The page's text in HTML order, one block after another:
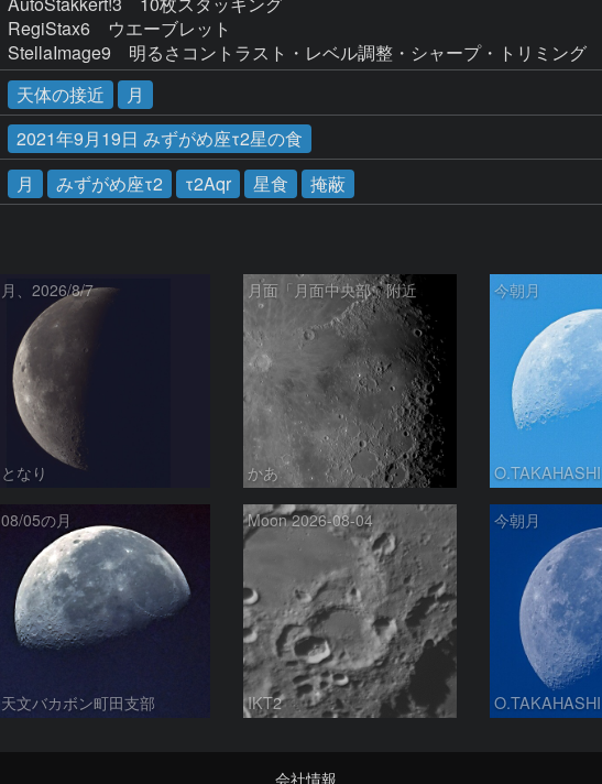
RegiStax6　ウエーブレット
StellaImage9　明るさコントラスト・レベル調整・シャープ・トリミング
天体の接近
月
2021年9月19日 みずがめ座τ2星の食
月 みずがめ座τ2 τ2Aqr 星食 掩蔽
月、2026/8/7
となり
月面「月面中央部」附近
かあ
今朝月
O.TAKAHASHI
08/05の月
天文バカボン町田支部
Moon 2026-08-04
IKT2
今朝月
O.TAKAHASHI
会社情報